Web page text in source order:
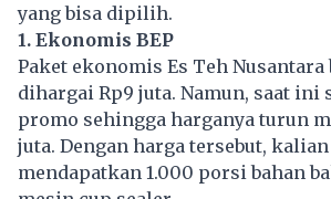
yang bisa dipilih.
1. Ekonomis BEP
Paket ekonomis Es Teh Nusantara
dihargai Rp9 juta. Namun, saat ini
promo sehingga harganya turun
juta. Dengan harga tersebut,
mendapatkan 1.000 porsi bahan